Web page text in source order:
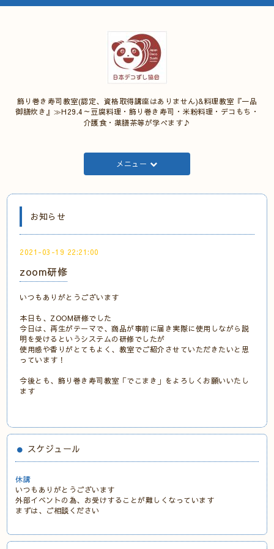
飾り巻き寿司教室(認定、資格取得講座はありません)&料理教室『一品
御膳炊き』≫H29.4～豆腐料理・飾り巻き寿司・米粉料理・デコもち・
介護食・薬膳茶等が学べます♪
メニュー
お知らせ
2021-03-19 22:21:00
zoom研修
いつもありがとうございます
本日も、ZOOM研修でした
今日は、再生がテーマで、商品が事前に届き実際に使用しながら説
明を受けるというシステムの研修でしたが
使用感や香りがとてもよく、教室でご紹介させていただきたいと思
っています！
今後とも、飾り巻き寿司教室「でこまき」をよろしくお願いいたし
ます
スケジュール
休講
いつもありがとうございます
外部イベントの為、お受けすることが難しくなっています
まずは、ご相談ください